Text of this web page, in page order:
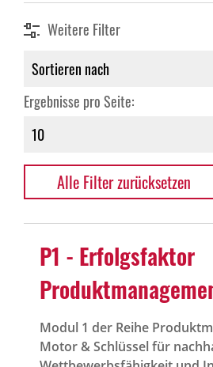
Weitere Filter
Ergebnisse pro Seite:
Alle Filter zurücksetzen
P1 - Erfolgsfaktor
Modul 1 der Reihe
Motor & Schlüssel für